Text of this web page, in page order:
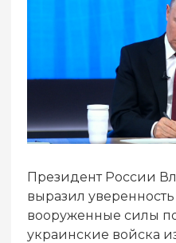
Президент России
выразил
вооруженные силы
украинские войска